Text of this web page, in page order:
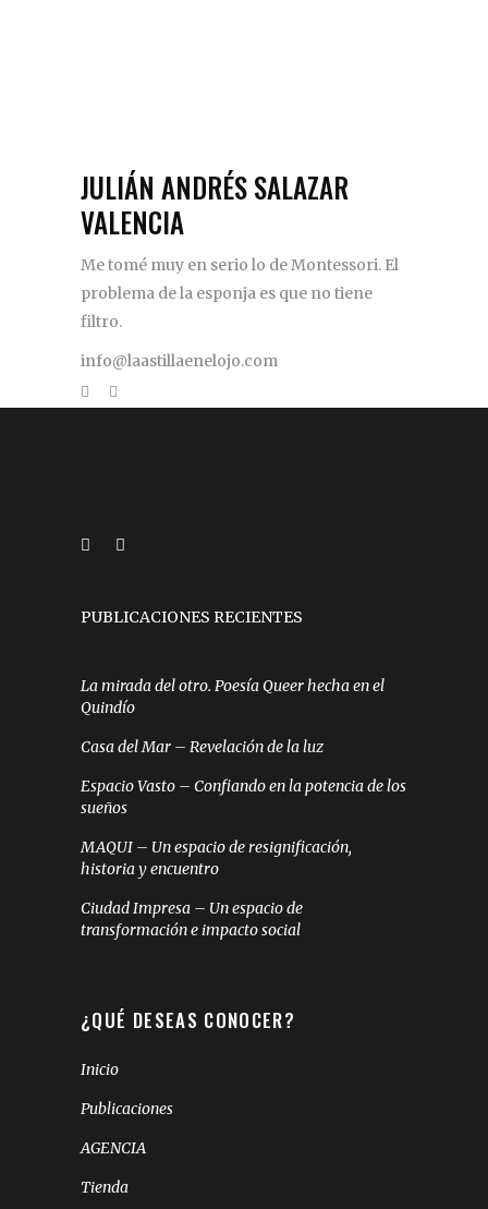
JULIÁN ANDRÉS SALAZAR
VALENCIA
Me tomé muy en serio lo de Montessori. El
problema de la esponja es que no tiene
filtro.
info@laastillaenelojo.com
PUBLICACIONES RECIENTES
La mirada del otro. Poesía Queer hecha en el
Quindío
Casa del Mar – Revelación de la luz
Espacio Vasto – Confiando en la potencia de los
sueños
MAQUI – Un espacio de resignificación,
historia y encuentro
Ciudad Impresa – Un espacio de
transformación e impacto social
¿QUÉ DESEAS CONOCER?
Inicio
Publicaciones
AGENCIA
Tienda